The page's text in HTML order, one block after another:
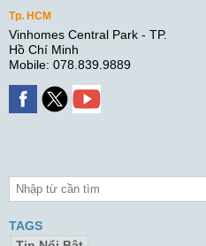
Tp. HCM
Vinhomes Central Park - TP.
Hồ Chí Minh
Mobile: 078.839.9889
TAGS